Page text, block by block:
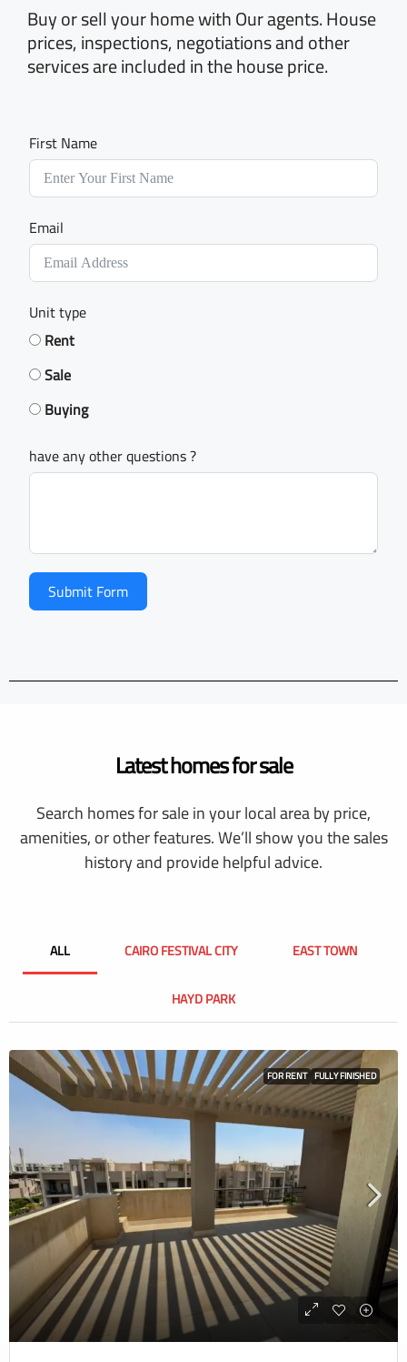
Buy or sell your home with Our agents. House
prices, inspections, negotiations and other
services are included in the house price.
First Name
Email
Unit type
Rent
Sale
Buying
have any other questions ?
Submit Form
Latest homes for sale
Search homes for sale in your local area by price,
amenities, or other features. We’ll show you the sales
history and provide helpful advice.
ALL CAIRO FESTIVAL CITY EAST TOWN
HAYD PARK
FOR RENT FULLY FINISHED